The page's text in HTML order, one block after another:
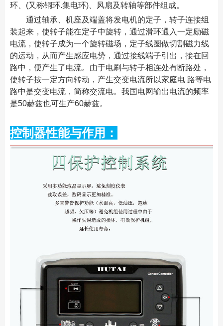
环、(又称铜环.集电环)、风扇及转轴等部件组成。
通过轴承、机座及端盖将发电机的定子，转子连接组
装起来，使转子能在定子中旋转，通过滑环通入一定励磁
电流，使转子成为一个旋转磁场，定子线圈做切割磁力线
的运动，从而产生感应电势，通过接线端子引出，接在回
路中，便产生了电流。由于电刷与转子相连处有断路处，
使转子按一定方向转动，产生交变电流所以家庭电 路等电
路中是交变电流，简称交流电。我国电网输出电流的频率
是50赫兹也可生产60赫兹。
控制器性能与作用：